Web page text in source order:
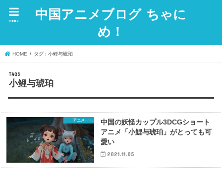
中国アニメブログ ちゃに
め！
menu
HOME タグ : 小鲤与琥珀
小鲤与琥珀
アニメ
中国の妖怪カップル3DCGショート
アニメ「小鯉与琥珀」がとっても可
愛い
2021.11.05